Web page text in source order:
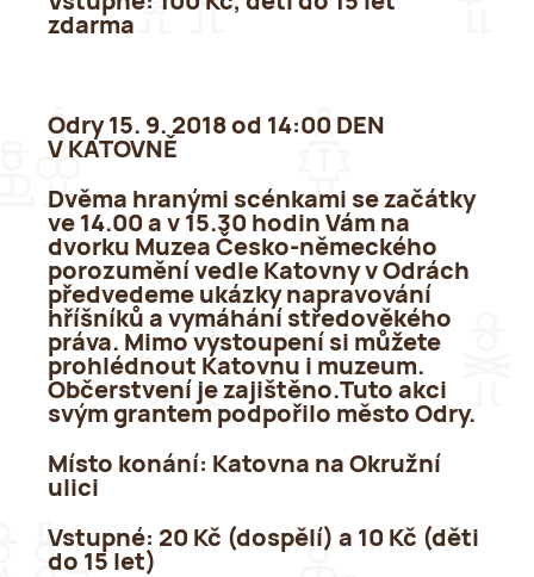
zdarma
Odry 15. 9. 2018 od 14:00 DEN
V KATOVNĚ
Dvěma hranými scénkami se začátky
ve 14.00 a v 15.30 hodin Vám na
dvorku Muzea Česko-německého
porozumění vedle Katovny v Odrách
předvedeme ukázky napravování
hříšníků a vymáhání středověkého
práva. Mimo vystoupení si můžete
prohlédnout Katovnu i muzeum.
Občerstvení je zajištěno.Tuto akci
svým grantem podpořilo město Odry.
Místo konání: Katovna na Okružní
ulici
Vstupné: 20 Kč (dospělí) a 10 Kč (děti
do 15 let)